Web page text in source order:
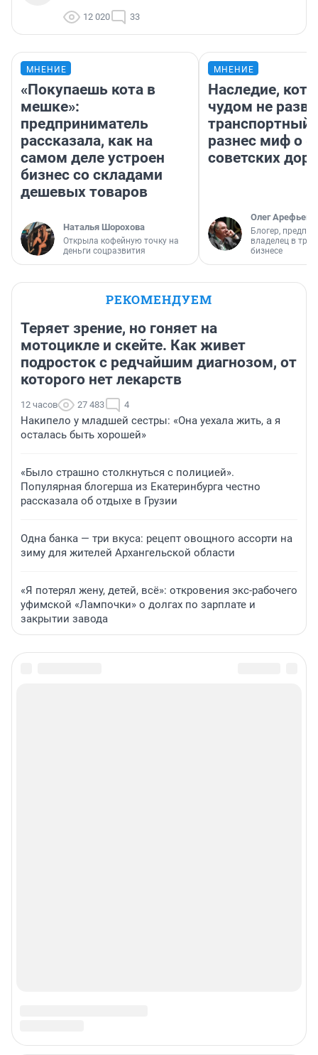
12 020 33
МНЕНИЕ
«Покупаешь кота в
мешке»:
предприниматель
рассказала, как на
самом деле устроен
бизнес со складами
дешевых товаров
Наталья Шорохова
Открыла кофейную точку на
деньги соцразвития
МНЕНИЕ
Наследие,
чудом не
транспортный
разнес миф о
советских
Олег Арефьев
Блогер,
владелец в
бизнесе
РЕКОМЕНДУЕМ
Теряет зрение, но гоняет на
мотоцикле и скейте. Как живет
подросток с редчайшим диагнозом, от
которого нет лекарств
12 часов 27 483 4
Накипело у младшей сестры: «Она уехала жить, а я
осталась быть хорошей»
«Было страшно столкнуться с полицией».
Популярная блогерша из Екатеринбурга честно
рассказала об отдыхе в Грузии
Одна банка — три вкуса: рецепт овощного ассорти на
зиму для жителей Архангельской области
«Я потерял жену, детей, всё»: откровения экс-рабочего
уфимской «Лампочки» о долгах по зарплате и
закрытии завода